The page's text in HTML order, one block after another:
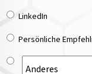
LinkedIn
Persönliche